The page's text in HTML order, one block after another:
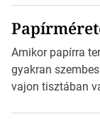
Illustratorban
esetben
nyomdai
derüljön ki, hogy
Amikor papírra
gyakran
vajon tisztában